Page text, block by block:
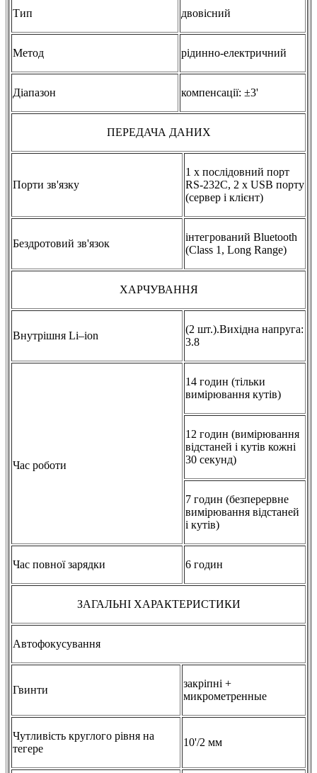
Тип двовісний
Метод рідинно-електричний
Діапазон компенсації: ±3'
ПЕРЕДАЧА ДАНИХ
Порти зв'язку
1 х послідовний порт
RS-232C, 2 х USB порту
(сервер і клієнт)
Бездротовий зв'язок
інтегрований Bluetooth
(Class 1, Long Range)
ХАРЧУВАННЯ
Внутрішня Li–ion
(2 шт.).Вихідна напруга:
3.8
Час роботи
14 годин (тільки
вимірювання кутів)
12 годин (вимірювання
відстаней і кутів кожні
30 секунд)
7 годин (безперервне
вимірювання відстаней
і кутів)
Час повної зарядки 6 годин
ЗАГАЛЬНІ ХАРАКТЕРИСТИКИ
Автофокусування
Гвинти
закріпні +
микрометренные
Чутливість круглого рівня на
тегере
10'/2 мм